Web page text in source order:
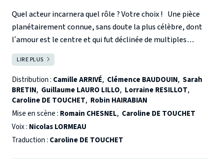
Quel acteur incarnera quel rôle ? Votre choix ! Une pièce
planétairement connue, sans doute la plus célèbre, dont
l’amour est le centre et qui fut déclinée de multiples
façons depuis sa création en 1597. Roméo aime Juliette
qui aime Roméo, mais la haine de leurs deux familles
s’opposera à cette union. La Cie Raymond Acquaviva en
choisissant la jeunesse des acteurs des « Divergents »
présente une toute nouvelle version de ce drame en
laissant au public la possibilité de choisir lui-même les
person- nages que devront interpréter les acteurs, sans
distinction de genre ou de physique, donnant ainsi à
LIRE PLUS
Distribution : Camille ARRIVÉ, Clémence BAUDOUIN, Sarah
BRETIN, Guillaume LAURO LILLO, Lorraine RESILLOT,
Caroline DE TOUCHET, Robin HAIRABIAN
Mise en scène : Romain CHESNEL, Caroline DE TOUCHET
Voix : Nicolas LORMEAU
Traduction : Caroline DE TOUCHET